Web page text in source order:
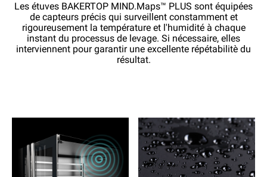
Les étuves BAKERTOP MIND.Maps™ PLUS sont équipées
de capteurs précis qui surveillent constamment et
rigoureusement la température et l'humidité à chaque
instant du processus de levage. Si nécessaire, elles
interviennent pour garantir une excellente répétabilitè du
résultat.